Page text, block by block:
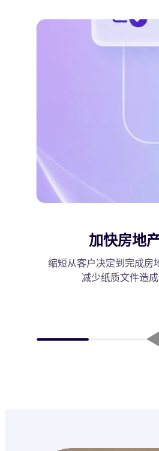
加快房地
缩短从客户决定到完成房
减少纸质文件造成